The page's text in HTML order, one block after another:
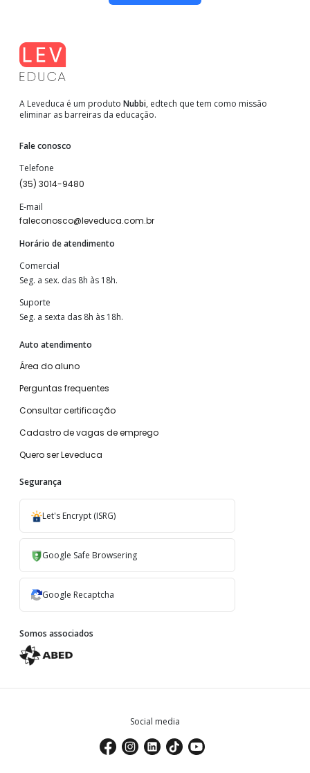
A Leveduca é um produto Nubbi, edtech que tem como missão
eliminar as barreiras da educação.
Fale conosco
Telefone
(35) 3014-9480
E-mail
faleconosco@leveduca.com.br
Horário de atendimento
Comercial
Seg. a sex. das 8h às 18h.
Suporte
Seg. a sexta das 8h às 18h.
Auto atendimento
Área do aluno
Perguntas frequentes
Consultar certificação
Cadastro de vagas de emprego
Quero ser Leveduca
Segurança
Let's Encrypt (ISRG)
Google Safe Browsering
Google Recaptcha
Somos associados
Social media